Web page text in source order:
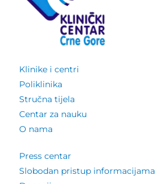
Klinike i centri
Poliklinika
Stručna tijela
Centar za nauku
O nama
Press centar
Slobodan pristup informacijama